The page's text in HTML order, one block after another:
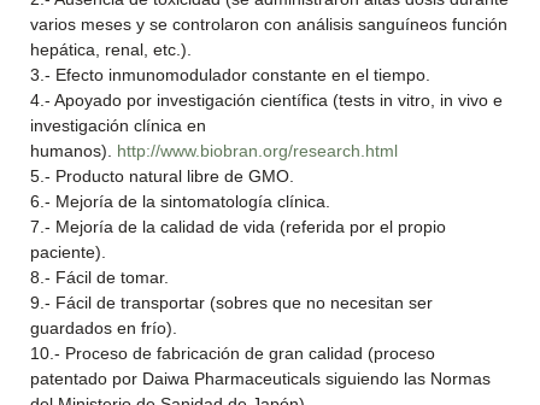
varios meses y se controlaron con análisis sanguíneos función
hepática, renal, etc.).
3.- Efecto inmunomodulador constante en el tiempo.
4.- Apoyado por investigación científica (tests in vitro, in vivo e
investigación clínica en
humanos). http://www.biobran.org/research.html
5.- Producto natural libre de GMO.
6.- Mejoría de la sintomatología clínica.
7.- Mejoría de la calidad de vida (referida por el propio
paciente).
8.- Fácil de tomar.
9.- Fácil de transportar (sobres que no necesitan ser
guardados en frío).
10.- Proceso de fabricación de gran calidad (proceso
patentado por Daiwa Pharmaceuticals siguiendo las Normas